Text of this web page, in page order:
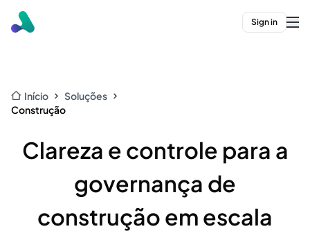
Sign in
Início
Soluções
Construção
Clareza e controle para a
governança de
construção em escala